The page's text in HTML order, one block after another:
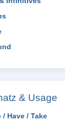
& Usage
/ Have / Take